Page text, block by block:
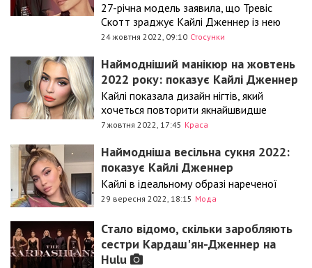
27-річна модель заявила, що Тревіс
Скотт зраджує Кайлі Дженнер із нею
24 жовтня 2022, 09:10 Стосунки
Наймодніший манікюр на жовтень
2022 року: показує Кайлі Дженнер
Кайлі показала дизайн нігтів, який
хочеться повторити якнайшвидше
7 жовтня 2022, 17:45 Краса
Наймодніша весільна сукня 2022:
показує Кайлі Дженнер
Кайлі в ідеальному образі нареченої
29 вересня 2022, 18:15 Мода
Стало відомо, скільки заробляють
сестри Кардаш'ян-Дженнер на
Hulu